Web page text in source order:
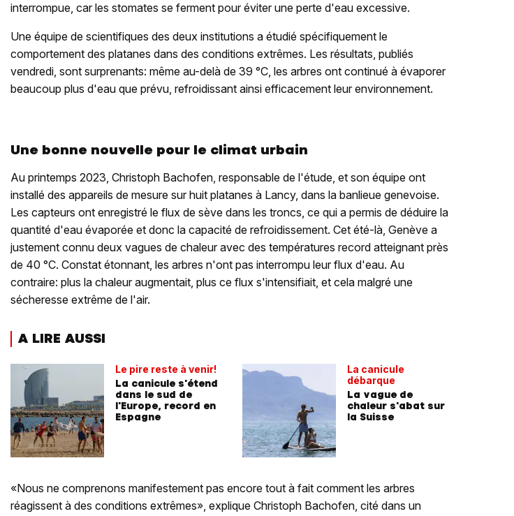
interrompue, car les stomates se ferment pour éviter une perte d'eau excessive.
Une équipe de scientifiques des deux institutions a étudié spécifiquement le
comportement des platanes dans des conditions extrêmes. Les résultats, publiés
vendredi, sont surprenants: même au-delà de 39 °C, les arbres ont continué à évaporer
beaucoup plus d'eau que prévu, refroidissant ainsi efficacement leur environnement.
Une bonne nouvelle pour le climat urbain
Au printemps 2023, Christoph Bachofen, responsable de l'étude, et son équipe ont
installé des appareils de mesure sur huit platanes à Lancy, dans la banlieue genevoise.
Les capteurs ont enregistré le flux de sève dans les troncs, ce qui a permis de déduire la
quantité d'eau évaporée et donc la capacité de refroidissement. Cet été-là, Genève a
justement connu deux vagues de chaleur avec des températures record atteignant près
de 40 °C. Constat étonnant, les arbres n'ont pas interrompu leur flux d'eau. Au
contraire: plus la chaleur augmentait, plus ce flux s'intensifiait, et cela malgré une
sécheresse extrême de l'air.
A LIRE AUSSI
Le pire reste à venir!
La canicule s'étend
dans le sud de
l'Europe, record en
Espagne
La canicule
débarque
La vague de
chaleur s'abat sur
la Suisse
«Nous ne comprenons manifestement pas encore tout à fait comment les arbres
réagissent à des conditions extrêmes», explique Christoph Bachofen, cité dans un